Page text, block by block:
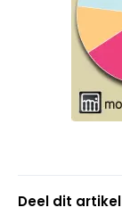
Deel dit artikel